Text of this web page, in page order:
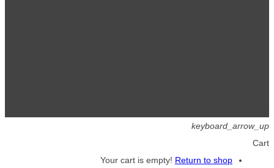
keyboard_arrow_up
Cart
Your cart is empty! Return to shop